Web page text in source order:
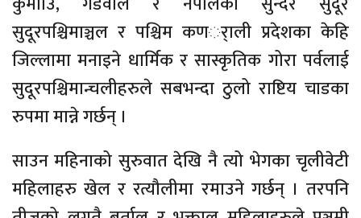
सुदूरपश्चिमाञ्चल र पश्चिम कणर्ाली प्रदेशका केहि
जिल्लामा मनाइने धार्मिक र सास्कृतिक गोरा पर्वलाई
सुदूरपश्चिमान्चलीहरुले सबभन्दा ठुलो राष्टिय चाडका
रुपमा मान्ने गर्छन् ।
साउन महिनाको सुरुवात देखि नै त्यो भेगका चृलीवेटी
महिलाहरु खेल र रत्यौलीमा रमाउने गर्छन् । तरपनि